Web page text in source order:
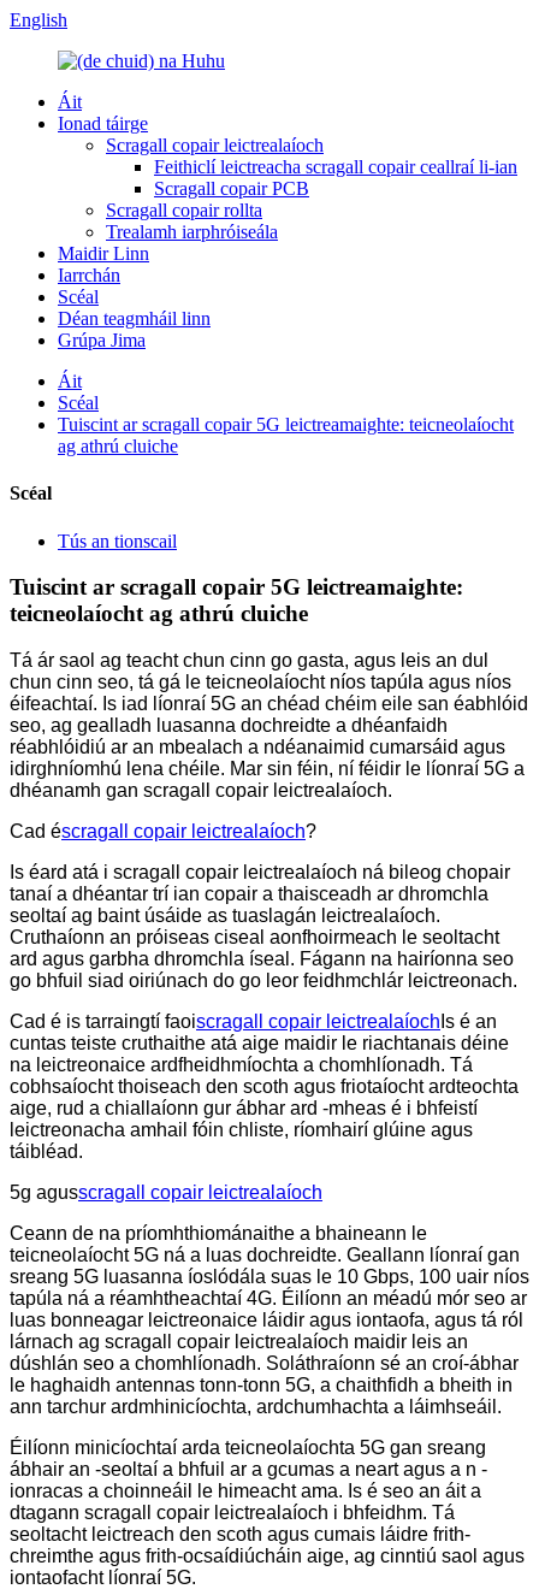
English
Áit
Ionad táirge
Scragall copair leictrealaíoch
Feithiclí leictreacha scragall copair ceallraí li-ian
Scragall copair PCB
Scragall copair rollta
Trealamh iarphróiseála
Maidir Linn
Iarrchán
Scéal
Déan teagmháil linn
Grúpa Jima
Áit
Scéal
Tuiscint ar scragall copair 5G leictreamaighte: teicneolaíocht
ag athrú cluiche
Scéal
Tús an tionscail
Tuiscint ar scragall copair 5G leictreamaighte:
teicneolaíocht ag athrú cluiche
Tá ár saol ag teacht chun cinn go gasta, agus leis an dul
chun cinn seo, tá gá le teicneolaíocht níos tapúla agus níos
éifeachtaí. Is iad líonraí 5G an chéad chéim eile san éabhlóid
seo, ag gealladh luasanna dochreidte a dhéanfaidh
réabhlóidiú ar an mbealach a ndéanaimid cumarsáid agus
idirghníomhú lena chéile. Mar sin féin, ní féidir le líonraí 5G a
dhéanamh gan scragall copair leictrealaíoch.
Cad éscragall copair leictrealaíoch?
Is éard atá i scragall copair leictrealaíoch ná bileog chopair
tanaí a dhéantar trí ian copair a thaisceadh ar dhromchla
seoltaí ag baint úsáide as tuaslagán leictrealaíoch.
Cruthaíonn an próiseas ciseal aonfhoirmeach le seoltacht
ard agus garbha dhromchla íseal. Fágann na hairíonna seo
go bhfuil siad oiriúnach do go leor feidhmchlár leictreonach.
Cad é is tarraingtí faoiscragall copair leictrealaíoch Is é an
cuntas teiste cruthaithe atá aige maidir le riachtanais déine
na leictreonaice ardfheidhmíochta a chomhlíonadh. Tá
cobhsaíocht thoiseach den scoth agus friotaíocht ardteochta
aige, rud a chiallaíonn gur ábhar ard -mheas é i bhfeistí
leictreonacha amhail fóin chliste, ríomhairí glúine agus
táibléad.
5g agusscragall copair leictrealaíoch
Ceann de na príomhthiománaithe a bhaineann le
teicneolaíocht 5G ná a luas dochreidte. Geallann líonraí gan
sreang 5G luasanna íoslódála suas le 10 Gbps, 100 uair níos
tapúla ná a réamhtheachtaí 4G. Éilíonn an méadú mór seo ar
luas bonneagar leictreonaice láidir agus iontaofa, agus tá ról
lárnach ag scragall copair leictrealaíoch maidir leis an
dúshlán seo a chomhlíonadh. Soláthraíonn sé an croí-ábhar
le haghaidh antennas tonn-tonn 5G, a chaithfidh a bheith in
ann tarchur ardmhinicíochta, ardchumhachta a láimhseáil.
Éilíonn minicíochtaí arda teicneolaíochta 5G gan sreang
ábhair an -seoltaí a bhfuil ar a gcumas a neart agus a n -
ionracas a choinneáil le himeacht ama. Is é seo an áit a
dtagann scragall copair leictrealaíoch i bhfeidhm. Tá
seoltacht leictreach den scoth agus cumais láidre frith-
chreimthe agus frith-ocsaídiúcháin aige, ag cinntiú saol agus
iontaofacht líonraí 5G.